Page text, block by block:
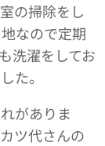
の掃除をし
なので定期
洗濯をしてお
た。
がありま
ツ代さんの